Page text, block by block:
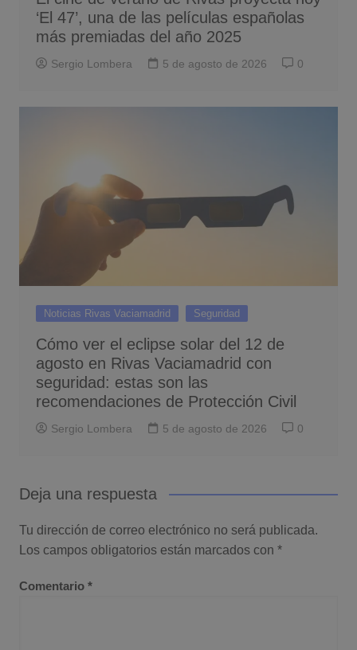
‘El 47’, una de las películas españolas
más premiadas del año 2025
Sergio Lombera 5 de agosto de 2026 0
Noticias Rivas Vaciamadrid Seguridad
Cómo ver el eclipse solar del 12 de
agosto en Rivas Vaciamadrid con
seguridad: estas son las
recomendaciones de Protección Civil
Sergio Lombera 5 de agosto de 2026 0
Deja una respuesta
Tu dirección de correo electrónico no será publicada.
Los campos obligatorios están marcados con *
Comentario *